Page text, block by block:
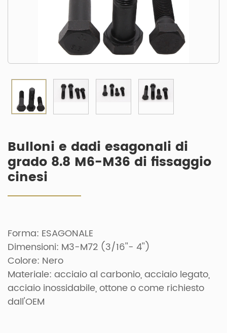
Bulloni e dadi esagonali di
grado 8.8 M6-M36 di fissaggio
cinesi
Forma: ESAGONALE
Dimensioni: M3-M72 (3/16''- 4'')
Colore: Nero
Materiale: acciaio al carbonio, acciaio legato,
acciaio inossidabile, ottone o come richiesto
dall'OEM